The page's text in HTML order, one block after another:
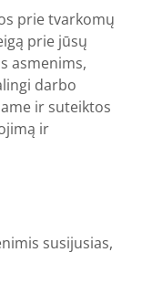
prie tvarkomų
prie jūsų
asmenims,
darbo
ir suteiktos
ir
susijusias,